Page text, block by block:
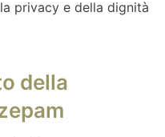
privacy e della dignità
della